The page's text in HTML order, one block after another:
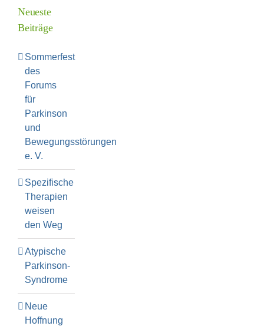
Neueste
Beiträge
Sommerfest
des
Forums
für
Parkinson
und
Bewegungsstörungen
e. V.
Spezifische
Therapien
weisen
den Weg
Atypische
Parkinson-
Syndrome
Neue
Hoffnung